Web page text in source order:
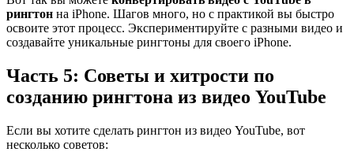
рингтон на iPhone. Шагов много, но с практикой вы быстро
освоите этот процесс. Экспериментируйте с разными видео и
создавайте уникальные рингтоны для своего iPhone.
Часть 5: Советы и хитрости по
созданию рингтона из видео YouTube
Если вы хотите сделать рингтон из видео YouTube, вот
несколько советов: